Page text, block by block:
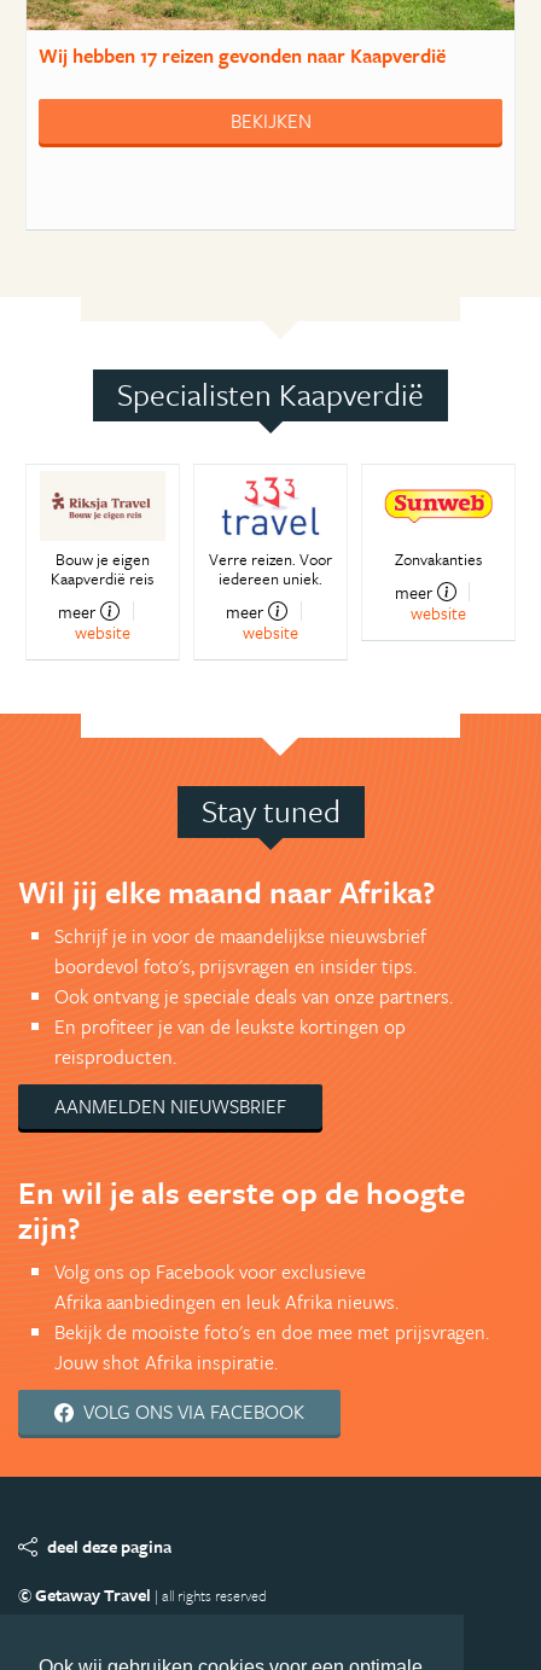
Wij hebben17 reizengevonden naar Kaapverdië
BEKIJKEN
Specialisten Kaapverdië
Bouw je eigen
Kaapverdië reis
meer
website
Verre reizen. Voor
iedereen uniek.
meer
website
Zonvakanties
meer
website
Stay tuned
Wil jij elke maand naar Afrika?
Schrijf je in voor de maandelijkse nieuwsbrief
boordevol foto's, prijsvragen en insider tips.
Ook ontvang je speciale deals van onze partners.
En profiteer je van de leukste kortingen op
reisproducten.
AANMELDEN NIEUWSBRIEF
En wil je als eerste op de hoogte
zijn?
Volg ons op Facebook voor exclusieve
Afrika aanbiedingen en leuk Afrika nieuws.
Bekijk de mooiste foto's en doe mee met prijsvragen.
Jouw shot Afrika inspiratie.
VOLG ONS VIA FACEBOOK
deel deze pagina
© Getaway Travel | all rights reserved
Copyright
Privacy statement Disclaimer Cookies